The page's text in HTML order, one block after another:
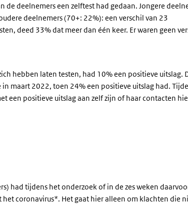
deelnemers een zelftest had gedaan. Jongere
deelnemers (70+: 22%): een verschil van 23
deed 33% dat meer dan één keer. Er waren geen
hebben laten testen, had 10% een positieve uitslag.
maart 2022, toen 24% een positieve uitslag had.
een positieve uitslag aan zelf zijn of haar contacten
had tijdens het onderzoek of in de zes weken
coronavirus*. Het gaat hier alleen om klachten die